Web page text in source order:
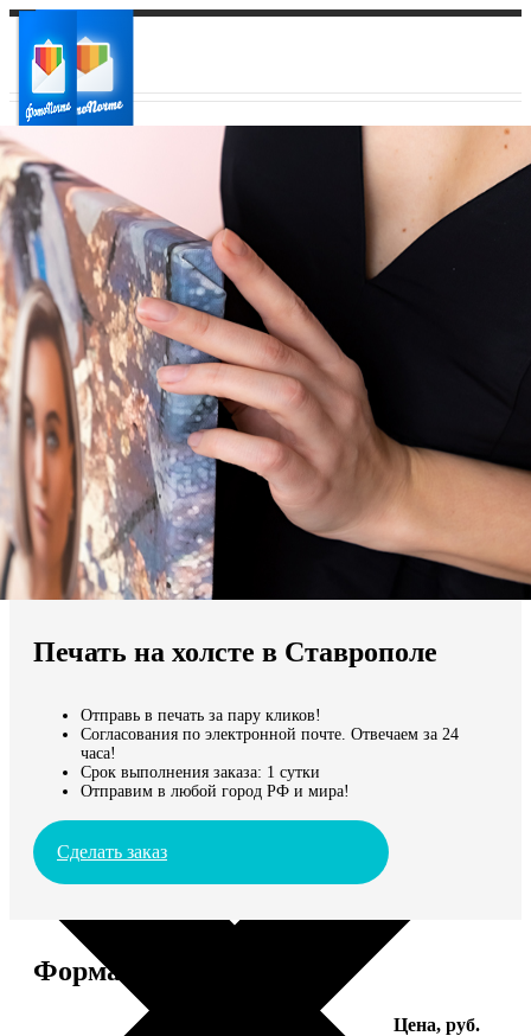
Ваш город:
Ваш регион доставки
Выберите из списка:
Мы доставляем по всему миру
Печать на холсте в Ставрополе
Отправь в печать за пару кликов!
Согласования по электронной почте. Отвечаем за 24
часа!
Срок выполнения заказа: 1 сутки
Отправим в любой город РФ и мира!
Сделать заказ
Форматы и цены
Цена, руб.